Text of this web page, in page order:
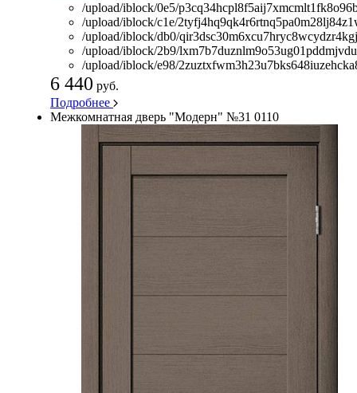
/upload/iblock/0e5/
/upload/iblock/c1e/
/upload/iblock/db0/
/upload/iblock/2b9/
/upload/iblock/e98/
6 440 руб.
Подробнее
Межкомнатная дверь "Модерн" №31 0110